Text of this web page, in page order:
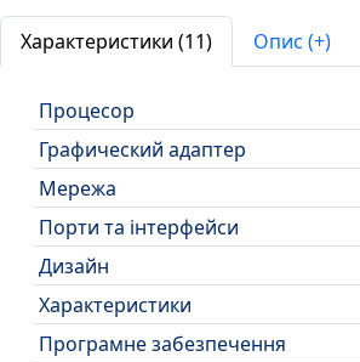
Характеристики (11) Опис (+)
Процесор
Графический адаптер
Мережа
Порти та інтерфейси
Дизайн
Характеристики
Програмне забезпечення